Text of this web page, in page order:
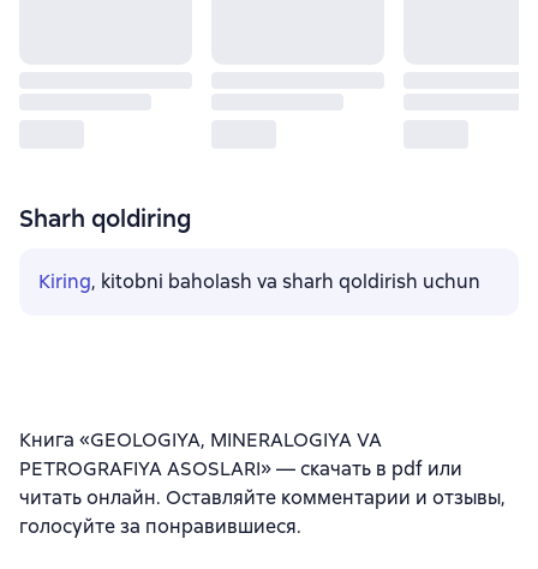
Sharh qoldiring
Kiring, kitobni baholash va sharh qoldirish uchun
Книга «GEOLOGIYA, MINERALOGIYA VA
PETROGRAFIYA ASOSLARI» — скачать в pdf или
читать онлайн. Оставляйте комментарии и отзывы,
голосуйте за понравившиеся.